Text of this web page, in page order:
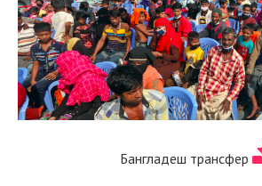
Бангладеш трансфер